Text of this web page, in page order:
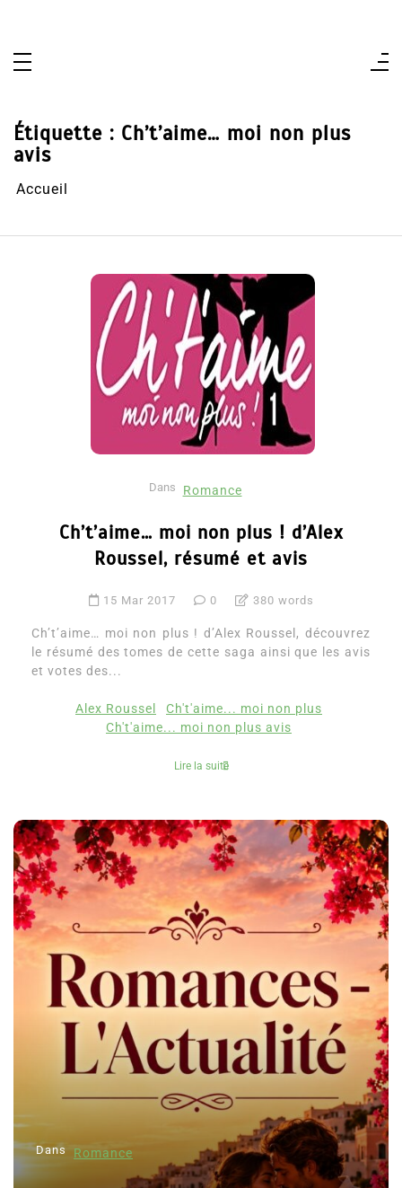
Étiquette : Ch’t’aime… moi non plus
avis
Accueil
Dans Romance
Ch’t’aime… moi non plus ! d’Alex
Roussel, résumé et avis
15 Mar 2017 0 380 words
Ch’t’aime… moi non plus ! d’Alex Roussel, découvrez
le résumé des tomes de cette saga ainsi que les avis
et votes des...
Alex Roussel
Ch't'aime... moi non plus
Ch't'aime... moi non plus avis
Lire la suite
Dans Romance